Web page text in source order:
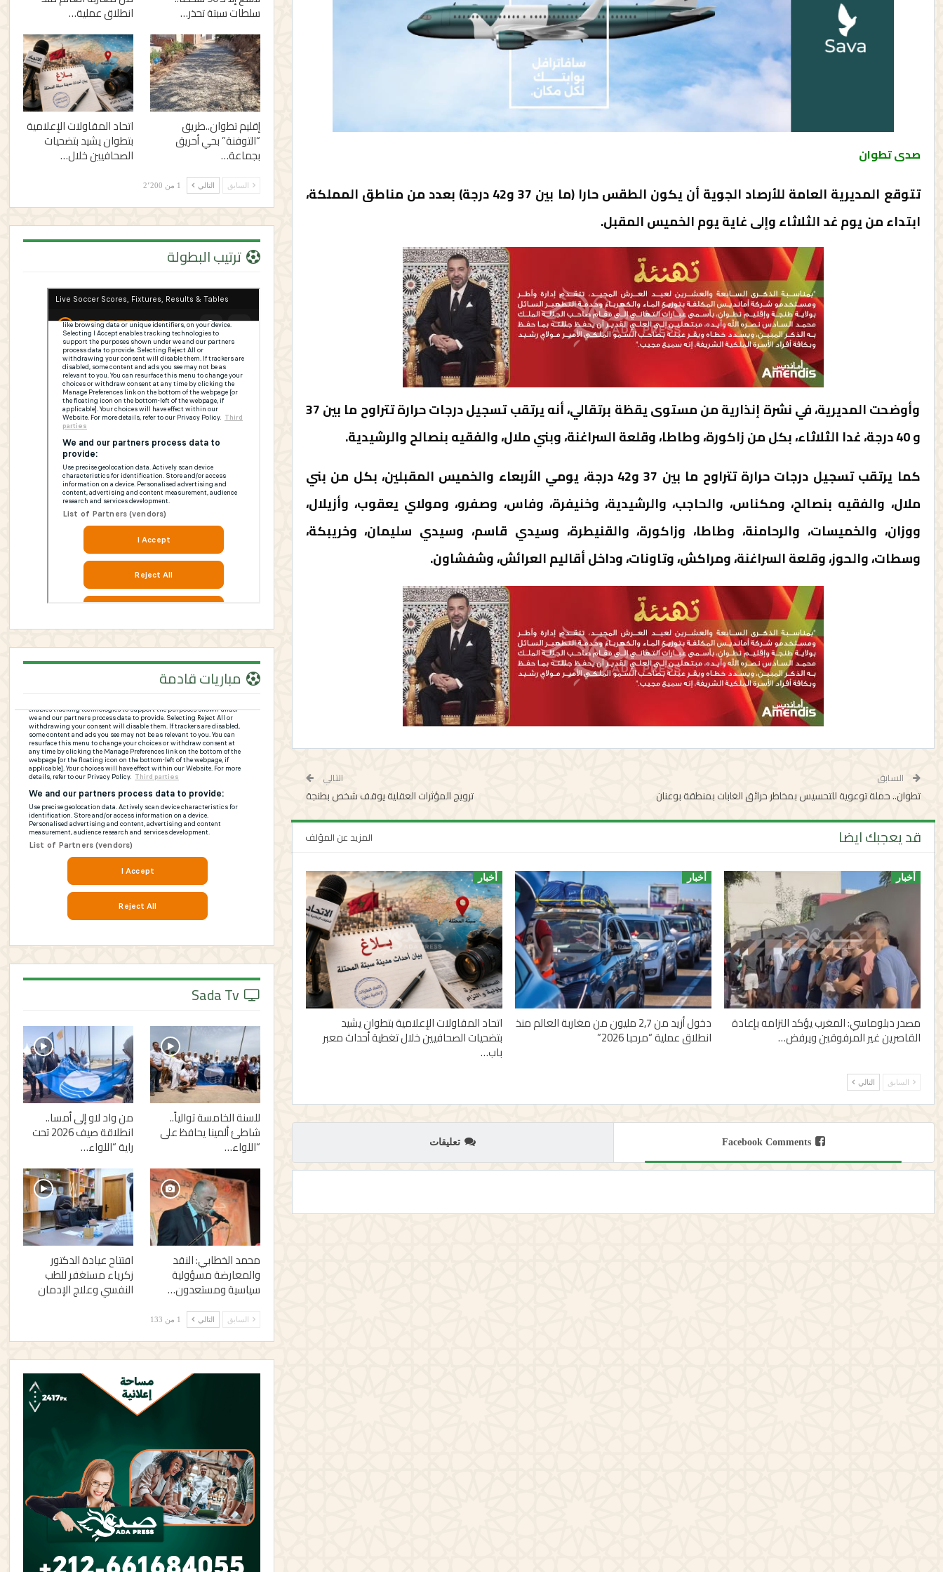
صدى تطوان
تتوقع المديرية العامة للأرصاد الجوية أن يكون الطقس حارا (ما بين 37 و42 درجة) بعدد من مناطق المملكة،
ابتداء من يوم غد الثلاثاء وإلى غاية يوم الخميس المقبل.
وأوضحت المديرية، في نشرة إنذارية من مستوى يقظة برتقالي، أنه يرتقب تسجيل درجات حرارة تتراوح ما بين 37
و 40 درجة، غدا الثلاثاء، بكل من زاكورة، وطاطا، وقلعة السراغنة، وبني ملال، والفقيه بنصالح والرشيدية.
كما يرتقب تسجيل درجات حرارة تتراوح ما بين 37 و42 درجة، يومي الأربعاء والخميس المقبلين، بكل من بني
ملال، والفقيه بنصالح، ومكناس، والحاجب، والرشيدية، وخنيفرة، وفاس، وصفرو، ومولاي يعقوب، وأزيلال،
ووزان، والخميسات، والرحامنة، وطاطا، وزاكورة، والقنيطرة، وسيدي قاسم، وسيدي سليمان، وخريبكة،
وسطات، والحوز، وقلعة السراغنة، ومراكش، وتاونات، وداخل أقاليم العرائش، وشفشاون.
السابق
تطوان.. حملة توعوية للتحسيس بمخاطر حرائق الغابات بمنطقة بوعنان
التالي
ترويج المؤثرات العقلية يوقف شخص بطنجة
قد يعجبك ايضا المزيد عن المؤلف
أخبار
مصدر دبلوماسي: المغرب يؤكد التزامه بإعادة
القاصرين غير المرفوقين ويرفض…
أخبار
دخول أزيد من 2,7 مليون من مغاربة العالم منذ
انطلاق عملية “مرحبا 2026”
أخبار
اتحاد المقاولات الإعلامية بتطوان يشيد
بتضحيات الصحافيين خلال تغطية أحداث معبر
باب…
السابق التالي
Facebook Comments تعليقات
سلطات سبتة تحذر… انطلاق عملية…
إقليم تطوان..طريق
“التوفنة” بحي أحريق
بجماعة…
اتحاد المقاولات الإعلامية
بتطوان يشيد بتضحيات
الصحافيين خلال…
السابق التالي 1 من 2٬200
ترتيب البطولة
مباريات قادمة
للسنة الخامسة توالياً..
شاطئ ألمينا يحافظ على
“اللواء…
من واد لاو إلى أمسا..
انطلاقة صيف 2026 تحت
راية “اللواء…
محمد الخطابي: النقد
والمعارضة مسؤولية
سياسية ومستعدون…
افتتاح عيادة الدكتور
زكرياء مستغفر للطب
النفسي وعلاج الإدمان
السابق التالي 1 من 133